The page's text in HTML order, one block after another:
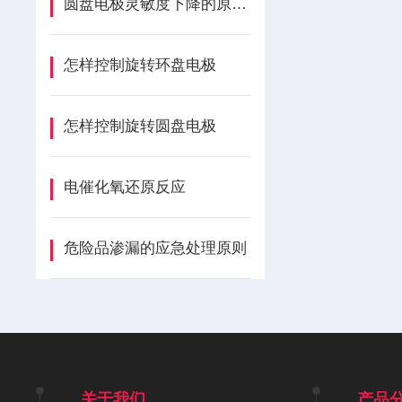
圆盘电极灵敏度下降的原因及处理
怎样控制旋转环盘电极
怎样控制旋转圆盘电极
电催化氧还原反应
危险品渗漏的应急处理原则